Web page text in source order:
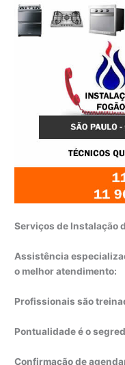
Serviços de Instalação
Assistência
o melhor atendimento:
Profissionais são
Pontualidade é o
Confirmação de